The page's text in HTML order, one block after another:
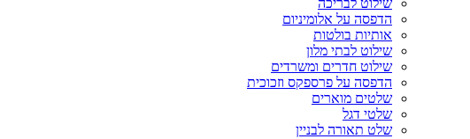
שילוט לבריכה
הדפסה על אלומיניום
אותיות בולטות
שילוט לבתי מלון
שילוט חדרים ומשרדים
הדפסה על פרספקס וזכוכית
שלטים מוארים
שלטי דגל
שלט תאורה לבניין